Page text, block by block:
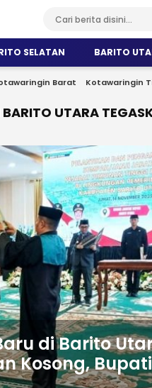
SELATAN BARITO
Barat Kotawaringin
UTARA
di Barito
Kosong, Bupati